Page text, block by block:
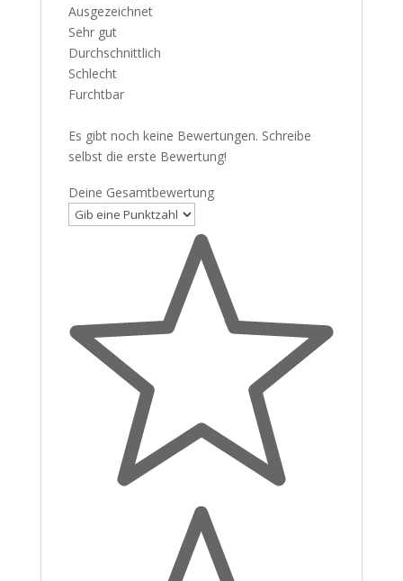
Ausgezeichnet
Sehr gut
Durchschnittlich
Schlecht
Furchtbar
Es gibt noch keine Bewertungen. Schreibe
selbst die erste Bewertung!
Deine Gesamtbewertung